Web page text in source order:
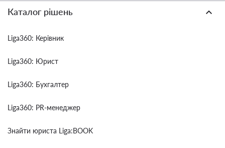
Каталог рішень
Liga360: Керівник
Liga360: Юрист
Liga360: Бухгалтер
Liga360: PR-менеджер
Знайти юриста Liga:BOOK